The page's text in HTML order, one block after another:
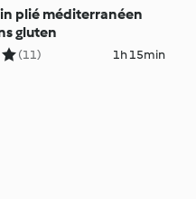
plié méditerranéen
gluten
(11) 1h 15min